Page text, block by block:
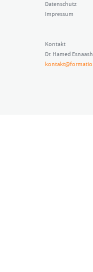
Datenschutz
Impressum
Kontakt
Dr. Hamed